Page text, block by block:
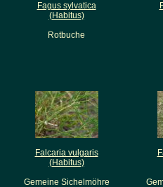
Fagus sylvatica
(Habitus)
Rotbuche
Falcaria vulgaris
(Habitus)
Gemeine Sichelmöhre